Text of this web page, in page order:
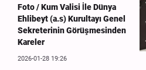
Foto / Kum Valisi İle Dünya
Ehlibeyt (a.s) Kurultayı Genel
Sekreterinin Görüşmesinden
Kareler
2026-01-28 19:26